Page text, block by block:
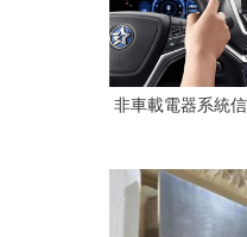
非車載電器系統
于虛